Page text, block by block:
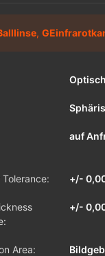
,
Optisch
auf
+/-
+/-
Area: